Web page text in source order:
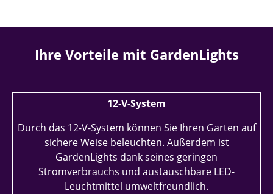
Ihre Vorteile mit GardenLights
12-V-System
Durch das 12-V-System können Sie Ihren Garten auf
sichere Weise beleuchten. Außerdem ist
GardenLights dank seines geringen
Stromverbrauchs und austauschbare LED-
Leuchtmittel umweltfreundlich.